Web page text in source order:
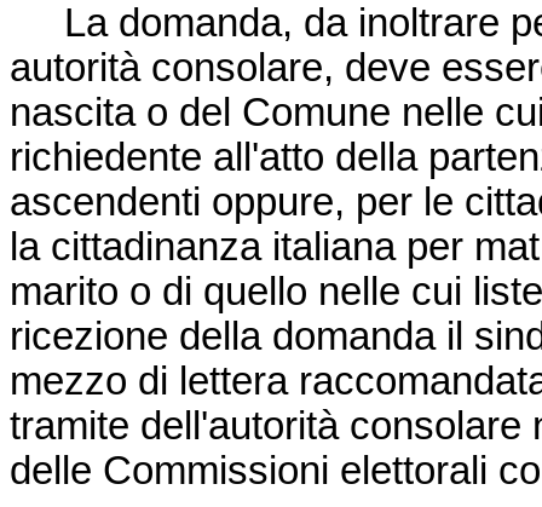
La domanda, da inoltrare
autorità consolare, deve
nascita o del Comune nelle
richiedente all'atto della
ascendenti oppure, per le
la cittadinanza italiana per
marito o di quello nelle cui
ricezione della domanda il
mezzo di lettera
tramite dell'autorità
delle Commissioni elettorali